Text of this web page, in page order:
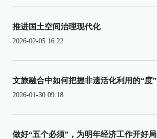
推进国土空间治理现代化
2026-02-05 16:22
文旅融合中如何把握非遗活化利用的“度”
2026-01-30 09:18
做好“五个必须”，为明年经济工作开好局